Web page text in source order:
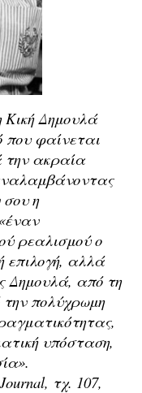
Δημουλά
που φαίνεται
την ακραία
η
ρεαλισμού ο
επιλογή, αλλά
Δημουλά, από τη
πολύχρωμη
υπόσταση,
τχ. 107,